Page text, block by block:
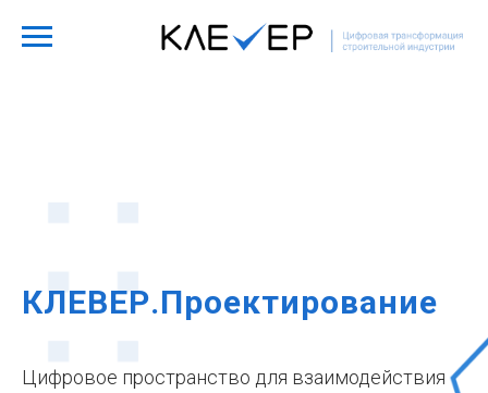
ОСТАВИТЬ ЗАЯВКУ
КЛЕВЕР.Проектирование
Цифровое пространство для взаимодействия